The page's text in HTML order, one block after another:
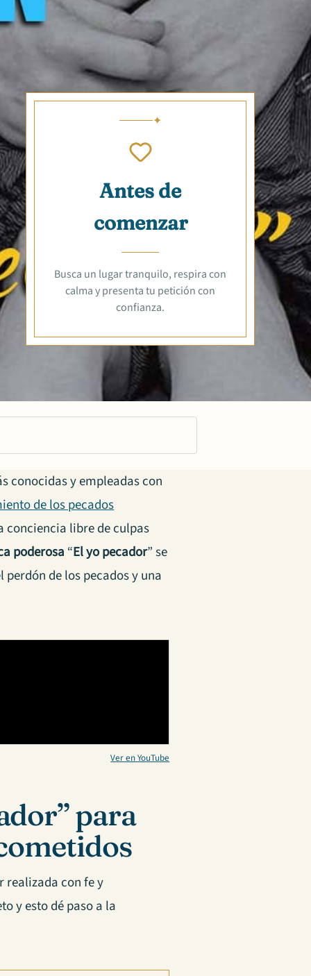
Antes de
comenzar
Busca un lugar tranquilo, respira con
calma y presenta tu petición con
confianza.
conocidas y empleadas con
de los pecados
conciencia libre de culpas
poderosa “El yo pecador” se
de los pecados y una
Ver en YouTube
para
realizada con fe y
y esto dé paso a la